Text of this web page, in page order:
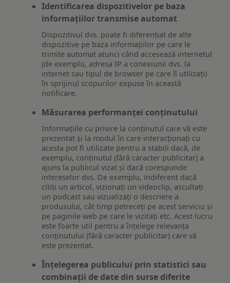
Identificarea dispozitivelor pe baza
informațiilor transmise automat
Dispozitivul dvs. poate fi diferențiat de alte
dispozitive pe baza informațiilor pe care le
trimite automat atunci când accesează internetul
(de exemplu, adresa IP a conexiunii dvs. la
internet sau tipul de browser pe care îl utilizați)
în sprijinul scopurilor expuse în această
notificare.
Măsurarea performanței conținutului
Informațiile cu privire la conținutul care vă este
prezentat și la modul în care interacționați cu
acesta pot fi utilizate pentru a stabili dacă, de
exemplu, conținutul (fără caracter publicitar) a
ajuns la publicul vizat și dacă corespunde
intereselor dvs. De exemplu, indiferent dacă
citiți un articol, vizionați un videoclip, ascultați
un podcast sau vizualizați o descriere a
produsului, cât timp petreceți pe acest serviciu și
pe paginile web pe care le vizitați etc. Acest lucru
este foarte util pentru a înțelege relevanța
conținutului (fără caracter publicitar) care vă
este prezentat.
Înțelegerea publicului prin statistici sau
combinații de date din surse diferite